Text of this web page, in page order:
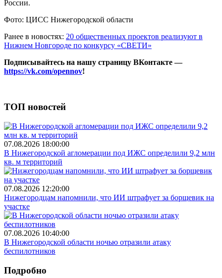
России.
Фото: ЦИСС Нижегородской области
Ранее в новостях: 20 общественных проектов реализуют в
Нижнем Новгороде по конкурсу «СВЕТИ»
Подписывайтесь на нашу страницу ВКонтакте —
https://vk.com/opennov!
ТОП новостей
07.08.2026 18:00:00
В Нижегородской агломерации под ИЖС определили 9,2 млн
кв. м территорий
07.08.2026 12:20:00
Нижегородцам напомнили, что ИИ штрафует за борщевик на
участке
07.08.2026 10:40:00
В Нижегородской области ночью отразили атаку
беспилотников
Подробно